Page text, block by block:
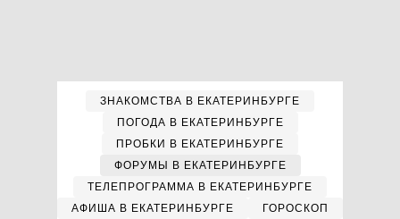
ЗНАКОМСТВА В ЕКАТЕРИНБУРГЕ
ПОГОДА В ЕКАТЕРИНБУРГЕ
ПРОБКИ В ЕКАТЕРИНБУРГЕ
ФОРУМЫ В ЕКАТЕРИНБУРГЕ
ТЕЛЕПРОГРАММА В ЕКАТЕРИНБУРГЕ
АФИША В ЕКАТЕРИНБУРГЕ
ГОРОСКОП